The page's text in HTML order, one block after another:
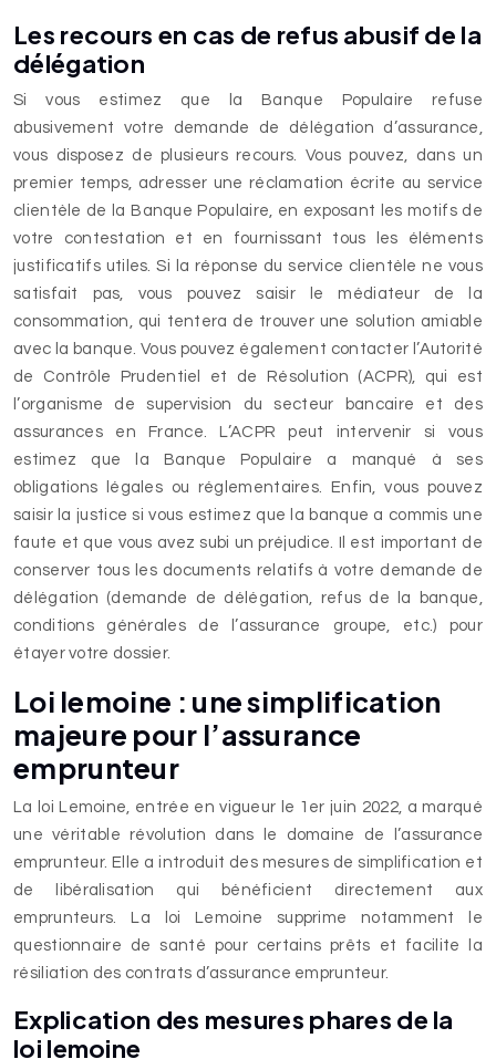
Les recours en cas de refus abusif de la
délégation
Si vous estimez que la Banque Populaire refuse
abusivement votre demande de délégation d’assurance,
vous disposez de plusieurs recours. Vous pouvez, dans un
premier temps, adresser une réclamation écrite au service
clientèle de la Banque Populaire, en exposant les motifs de
votre contestation et en fournissant tous les éléments
justificatifs utiles. Si la réponse du service clientèle ne vous
satisfait pas, vous pouvez saisir le médiateur de la
consommation, qui tentera de trouver une solution amiable
avec la banque. Vous pouvez également contacter l’Autorité
de Contrôle Prudentiel et de Résolution (ACPR), qui est
l’organisme de supervision du secteur bancaire et des
assurances en France. L’ACPR peut intervenir si vous
estimez que la Banque Populaire a manqué à ses
obligations légales ou réglementaires. Enfin, vous pouvez
saisir la justice si vous estimez que la banque a commis une
faute et que vous avez subi un préjudice. Il est important de
conserver tous les documents relatifs à votre demande de
délégation (demande de délégation, refus de la banque,
conditions générales de l’assurance groupe, etc.) pour
étayer votre dossier.
Loi lemoine : une simplification
majeure pour l’assurance
emprunteur
La loi Lemoine, entrée en vigueur le 1er juin 2022, a marqué
une véritable révolution dans le domaine de l’assurance
emprunteur. Elle a introduit des mesures de simplification et
de libéralisation qui bénéficient directement aux
emprunteurs. La loi Lemoine supprime notamment le
questionnaire de santé pour certains prêts et facilite la
résiliation des contrats d’assurance emprunteur.
Explication des mesures phares de la
loi lemoine